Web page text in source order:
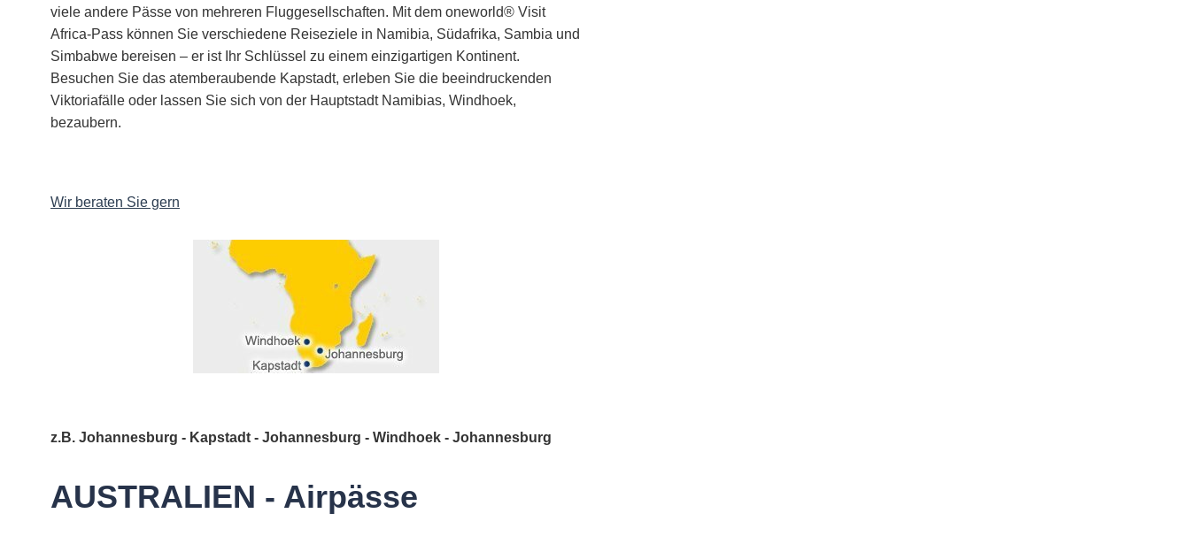
viele andere Pässe von mehreren Fluggesellschaften. Mit dem oneworld® Visit
Africa-Pass können Sie verschiedene Reiseziele in Namibia, Südafrika, Sambia und
Simbabwe bereisen – er ist Ihr Schlüssel zu einem einzigartigen Kontinent.
Besuchen Sie das atemberaubende Kapstadt, erleben Sie die beeindruckenden
Viktoriafälle oder lassen Sie sich von der Hauptstadt Namibias, Windhoek,
bezaubern.
Wir beraten Sie gern
z.B. Johannesburg - Kapstadt - Johannesburg - Windhoek - Johannesburg
AUSTRALIEN - Airpässe